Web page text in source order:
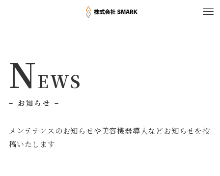
NEWS
– お知らせ –
メンテナンスのお知らせや美容機器導入などお知らせを投
稿いたします